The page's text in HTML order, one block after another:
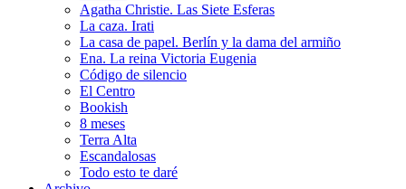
Agatha Christie. Las Siete Esferas
La caza. Irati
La casa de papel. Berlín y la dama del armiño
Ena. La reina Victoria Eugenia
Código de silencio
El Centro
Bookish
8 meses
Terra Alta
Escandalosas
Todo esto te daré